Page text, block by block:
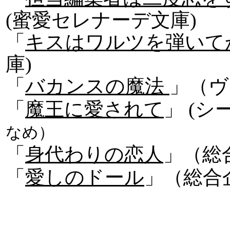
(蜜愛セレナーデ文庫)
「 キスはワルツを弾いて
庫)
「 バカンスの魔法 」（
「 魔王に愛されて 」 (
なめ）
「 身代わりの恋人 」（
「 愛しのドール 」（総